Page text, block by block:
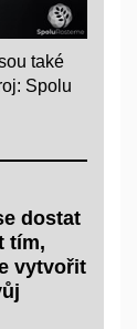
také
Spolu
dostat
tím,
vytvořit